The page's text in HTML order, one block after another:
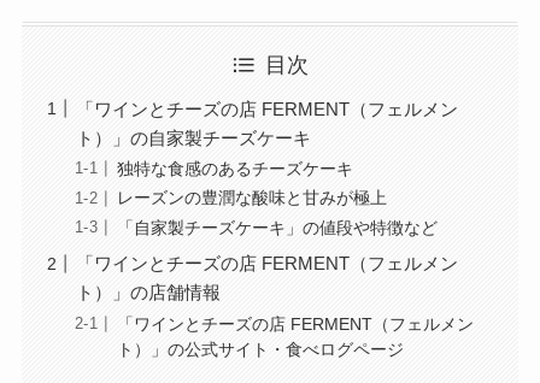
目次
「ワインとチーズの店 FERMENT（フェルメン
ト）」の自家製チーズケーキ
独特な食感のあるチーズケーキ
レーズンの豊潤な酸味と甘みが極上
「自家製チーズケーキ」の値段や特徴など
「ワインとチーズの店 FERMENT（フェルメン
ト）」の店舗情報
「ワインとチーズの店 FERMENT（フェルメン
ト）」の公式サイト・食べログページ